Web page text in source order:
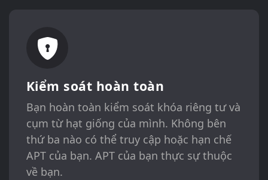
Kiểm soát hoàn toàn
Bạn hoàn toàn kiểm soát khóa riêng tư và
cụm từ hạt giống của mình. Không bên
thứ ba nào có thể truy cập hoặc hạn chế
APT của bạn. APT của bạn thực sự thuộc
về bạn.